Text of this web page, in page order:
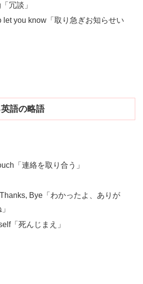
冗談」
let you know「取り急ぎお知らせい
語の略語
「連絡を取り合う」
Bye「わかったよ、ありが
「死んじまえ」